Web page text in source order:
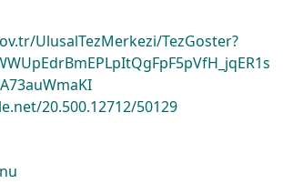
UlusalTezMerkezi/TezGoster?
20.500.12712/50129